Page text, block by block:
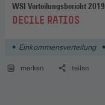
WSI Verteilungsbericht 2019
:DECILE RATIOS
Einkommensverteilung
merken teilen